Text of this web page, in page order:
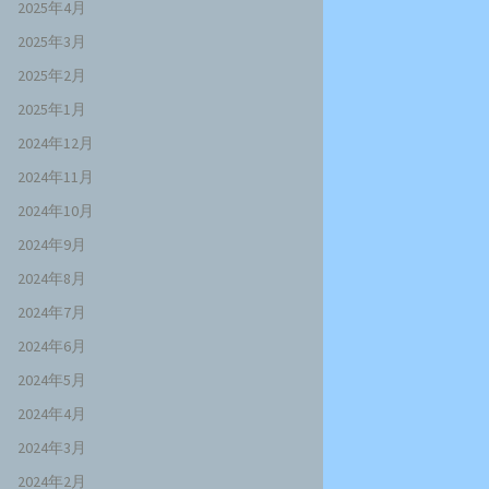
2025年4月
2025年3月
2025年2月
2025年1月
2024年12月
2024年11月
2024年10月
2024年9月
2024年8月
2024年7月
2024年6月
2024年5月
2024年4月
2024年3月
2024年2月